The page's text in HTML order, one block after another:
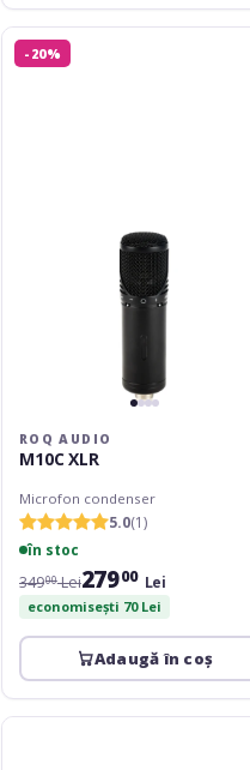
ROQ
Audio
-20%
ROQ AUDIO
M10C XLR
Microfon condenser
5.0(1)
în stoc
34900Lei27900 Lei
economisești 70 Lei
Adaugă în coș
Audio-